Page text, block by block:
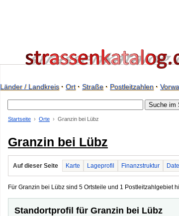
Länder / Landkreis· Ort· Straße· Postleitzahlen·
Startseite Orte Granzin bei Lübz
Granzin bei Lübz
Auf dieser Seite Karte Lageprofil Finanzstruktur
Für Granzin bei Lübz sind 5 Ortsteile und 1 Postleitzahlgebiet
Standortprofil für Granzin bei Lübz